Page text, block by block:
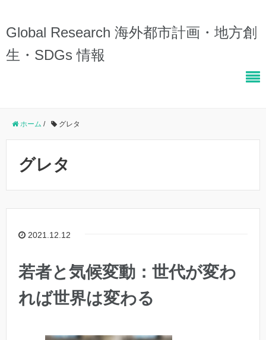
Global Research 海外都市計画・地方創
生・SDGs 情報
ホーム / グレタ
グレタ
2021.12.12
若者と気候変動：世代が変わ
れば世界は変わる